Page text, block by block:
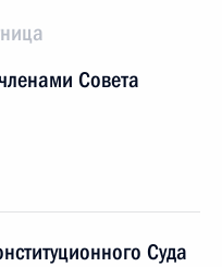
Совета
Суда